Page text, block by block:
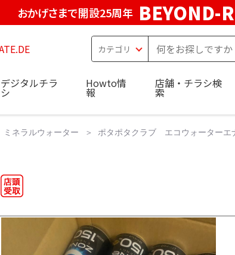
おかげさまで開設25周年 BEYOND-
デジタルチラ
シ
Howto情
報
店舗・チラシ検
索
ミネラルウォーター ポタポタクラブ エコウォーターエ